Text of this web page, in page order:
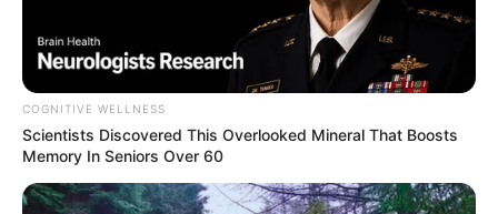
Ви пропустили
COGNITIVE WELLNESS
Scientists Discovered This Overlooked Mineral That Boosts
Memory In Seniors Over 60